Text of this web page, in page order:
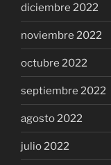
diciembre 2022
noviembre 2022
octubre 2022
septiembre 2022
agosto 2022
julio 2022